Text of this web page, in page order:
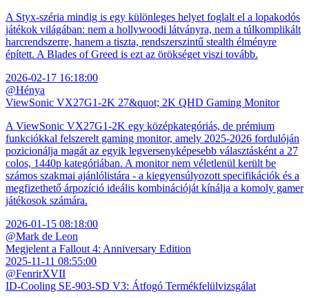
A Styx-széria mindig is egy különleges helyet foglalt el a lopakodós
játékok világában: nem a hollywoodi látványra, nem a túlkomplikált
harcrendszerre, hanem a tiszta, rendszerszintű stealth élményre
épített. A Blades of Greed is ezt az örökséget viszi tovább.
2026-02-17 16:18:00
@Hénya
ViewSonic VX27G1-2K 27&quot; 2K QHD Gaming Monitor
A ViewSonic VX27G1-2K egy középkategóriás, de prémium
funkciókkal felszerelt gaming monitor, amely 2025-2026 fordulóján
pozicionálja magát az egyik legversenyképesebb választásként a 27
colos, 1440p kategóriában. A monitor nem véletlenül került be
számos szakmai ajánlólistára - a kiegyensúlyozott specifikációk és a
megfizethető árpozíció ideális kombinációját kínálja a komoly gamer
játékosok számára.
2026-01-15 08:18:00
@Mark de Leon
Megjelent a Fallout 4: Anniversary Edition
2025-11-11 08:55:00
@FenrirXVII
ID-Cooling SE-903-SD V3: Átfogó Termékfelülvizsgálat